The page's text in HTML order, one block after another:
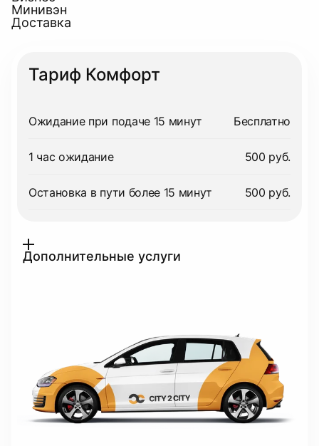
Минивэн
Доставка
Тариф Комфорт
Ожидание при подаче 15 минут Бесплатно
1 час ожидание 500 руб.
Остановка в пути более 15 минут 500 руб.
Дополнительные услуги